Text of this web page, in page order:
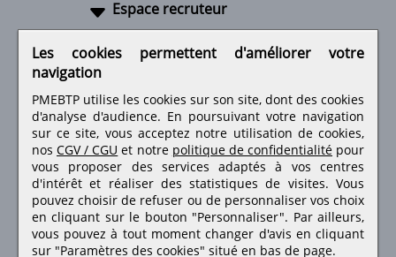
Espace recruteur
Retrouvez-nous sur les réseaux sociaux
Les cookies permettent d'améliorer votre
navigation
PMEBTP utilise les cookies sur son site, dont des cookies
d'analyse d'audience. En poursuivant votre navigation
sur ce site, vous acceptez notre utilisation de cookies,
nos CGV / CGU et notre politique de confidentialité pour
vous proposer des services adaptés à vos centres
d'intérêt et réaliser des statistiques de visites.Vous
pouvez choisir de refuser ou de personnaliser vos choix
en cliquant sur le bouton "Personnaliser". Par ailleurs,
vous pouvez à tout moment changer d'avis en cliquant
sur "Paramètres des cookies" situé en bas de page.